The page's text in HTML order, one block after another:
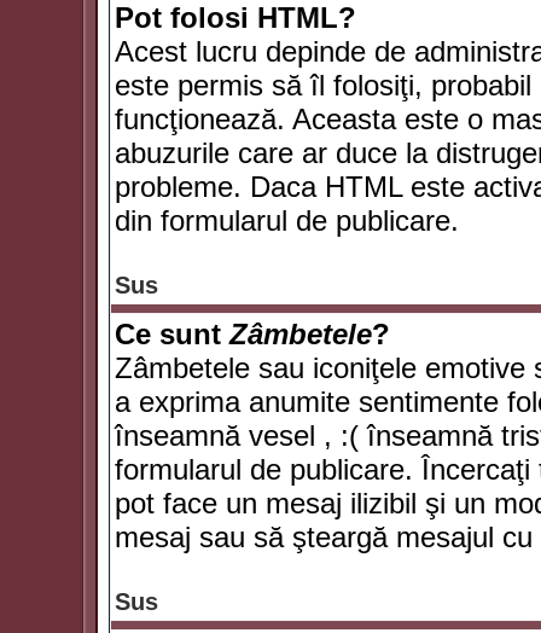
Pot folosi HTML?
Acest lucru depinde de
este permis să îl folosiţi,
funcţionează. Aceasta este o
abuzurile care ar duce la
probleme. Daca HTML este
din formularul de publicare.
Sus
Ce suntZâmbetele?
Zâmbetele sau iconiţele
a exprima anumite sentimente
înseamnă vesel , :( înseamnă
formularul de publicare.
pot face un mesaj ilizibil şi un
mesaj sau să şteargă mesajul cu
Sus